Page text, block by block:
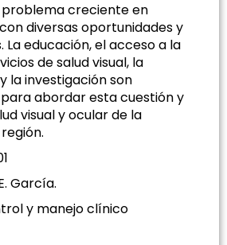
problema creciente en
diversas oportunidades y
La educación, el acceso a la
de salud visual, la
la investigación son
abordar esta cuestión y
visual y ocular de la
García.
y manejo clínico